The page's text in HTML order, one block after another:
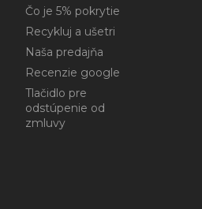
Čo je 5% pokrytie
Recykluj a ušetri
Naša predajňa
Recenzie google
Tlačidlo pre
odstúpenie od
zmluvy